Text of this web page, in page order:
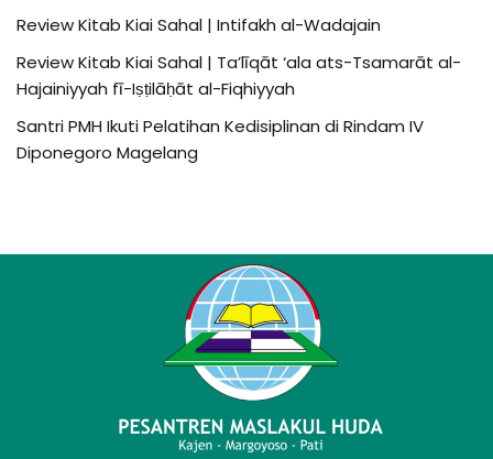
Review Kitab Kiai Sahal | Intifakh al-Wadajain
Review Kitab Kiai Sahal | Ta’līqāt ‘ala ats-Tsamarāt al-
Hajainiyyah fī-Iṣṭilāḥāt al-Fiqhiyyah
Santri PMH Ikuti Pelatihan Kedisiplinan di Rindam IV
Diponegoro Magelang